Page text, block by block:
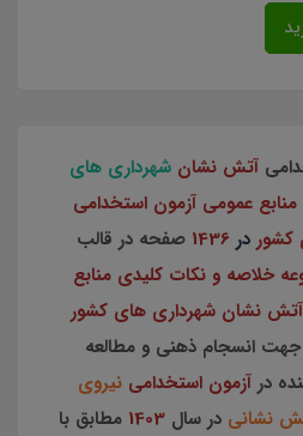
آتش نشان شهرداری های
عمومی آزمون استخدامی
کشور در 1436 صفحه در قالب
خلاصه و نکات کلیدی منابع
نشان شهرداری های کشور
انسجام ذهنی و مطالعه
در آزمون استخدامی نیروی
نشانی در سال 1403 مطابق با